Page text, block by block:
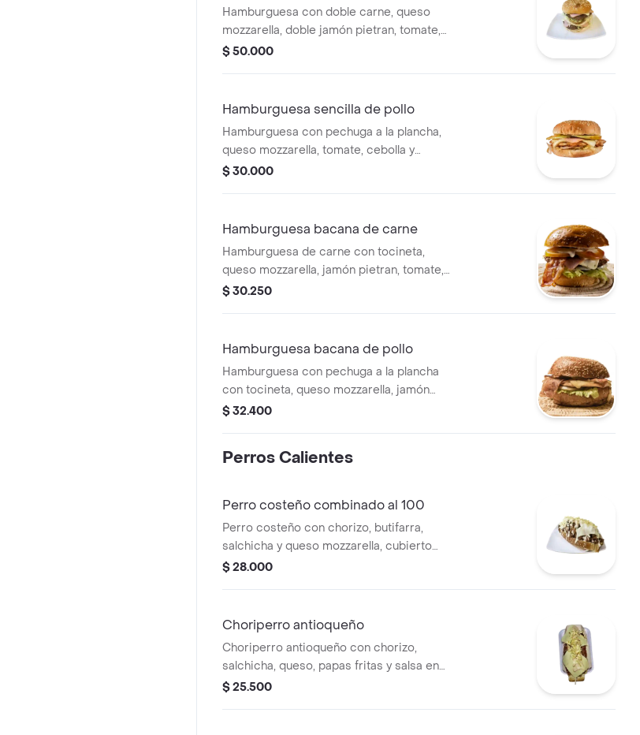
Hamburguesa con doble carne, queso
mozzarella, doble jamón pietran, tomate,
cebolla y salsas.
$ 50.000
Hamburguesa sencilla de pollo
Hamburguesa con pechuga a la plancha,
queso mozzarella, tomate, cebolla y
salsas.
$ 30.000
Hamburguesa bacana de carne
Hamburguesa de carne con tocineta,
queso mozzarella, jamón pietran, tomate,
cebolla y salsas.
$ 30.250
Hamburguesa bacana de pollo
Hamburguesa con pechuga a la plancha
con tocineta, queso mozzarella, jamón
pietran, tomate, cebolla y salsas.
$ 32.400
Perros Calientes
Perro costeño combinado al 100
Perro costeño con chorizo, butifarra,
salchicha y queso mozzarella, cubierto
con salsas y papas trituradas.
$ 28.000
Choriperro antioqueño
Choriperro antioqueño con chorizo,
salchicha, queso, papas fritas y salsa en
pan bimbo.
$ 25.500